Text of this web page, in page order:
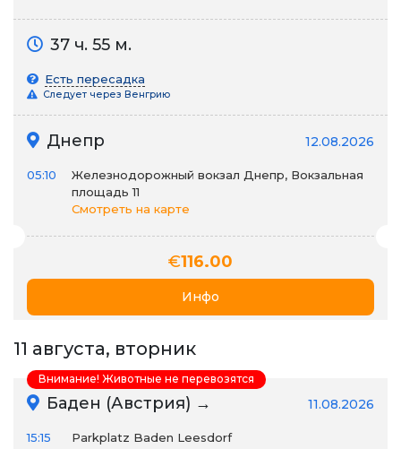
37 ч. 55 м.
Есть пересадка
Следует через Венгрию
Днепр 12.08.2026
05:10
Железнодорожный вокзал Днепр, Вокзальная
площадь 11
Смотреть на карте
€116.00
Инфо
11 августа, вторник
Баден (Австрия) → 11.08.2026
15:15
Parkplatz Baden Leesdorf
Внимание! Животные не перевозятся